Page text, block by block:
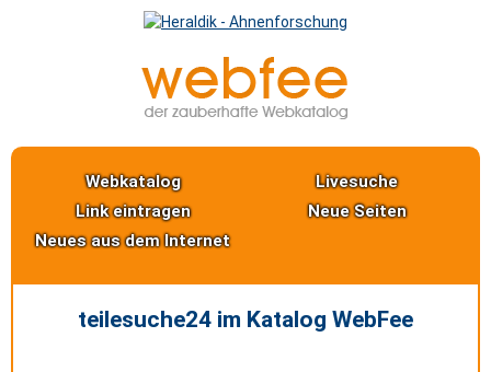
Webkatalog
Livesuche
Link eintragen
Neue Seiten
Neues aus dem Internet
teilesuche24 im Katalog WebFee